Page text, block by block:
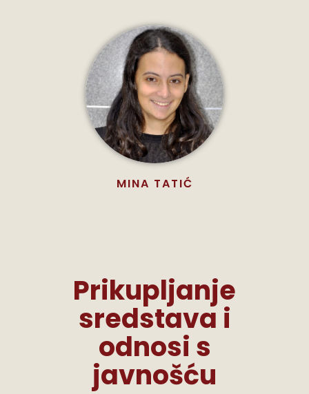
MINA TATIĆ
Prikupljanje
sredstava i
odnosi s
javnošću